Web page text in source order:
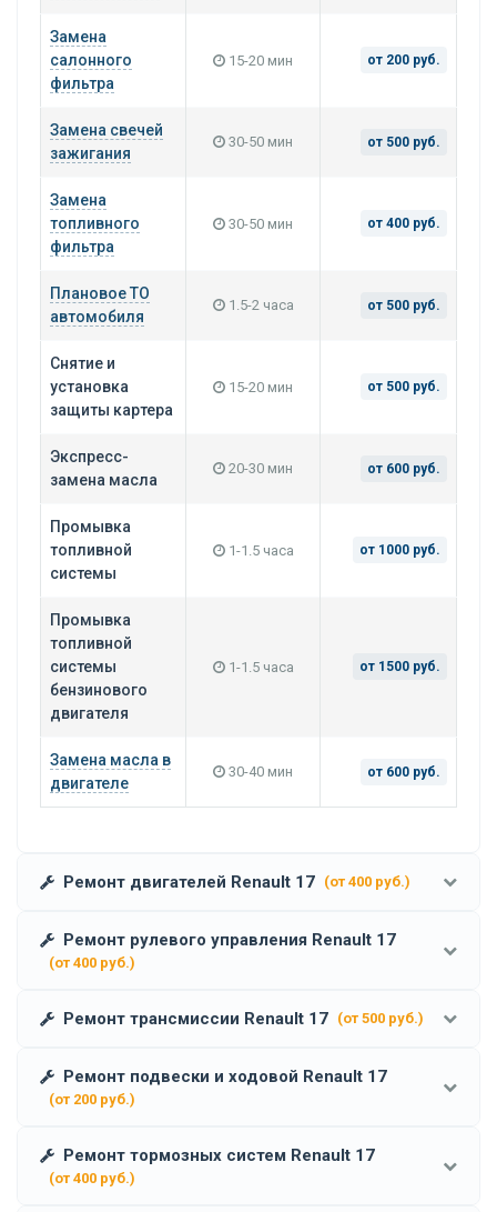
Замена
салонного
фильтра
15-20 мин от 200 руб.
Замена свечей
зажигания
30-50 мин от 500 руб.
Замена
топливного
фильтра
30-50 мин от 400 руб.
Плановое ТО
автомобиля
1.5-2 часа от 500 руб.
Снятие и
установка
защиты картера
15-20 мин от 500 руб.
Экспресс-
замена масла
20-30 мин от 600 руб.
Промывка
топливной
системы
1-1.5 часа от 1000 руб.
Промывка
топливной
системы
бензинового
двигателя
1-1.5 часа от 1500 руб.
Замена масла в
двигателе
30-40 мин от 600 руб.
Ремонт двигателей Renault 17 (от 400 руб.)
Ремонт рулевого управления Renault 17
(от 400 руб.)
Ремонт трансмиссии Renault 17 (от 500 руб.)
Ремонт подвески и ходовой Renault 17
(от 200 руб.)
Ремонт тормозных систем Renault 17
(от 400 руб.)